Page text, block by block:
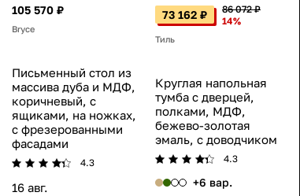
105 570 ₽
Bryce
Письменный стол из
массива дуба и МДФ,
коричневый, с
ящиками, на ножках,
с фрезерованными
фасадами
4.3
16 авг.
73 162 ₽
86 072 ₽
14%
Тиль
Круглая напольная
тумба с дверцей,
полками, МДФ,
бежево-золотая
эмаль, с доводчиком
4.3
+6 вар.